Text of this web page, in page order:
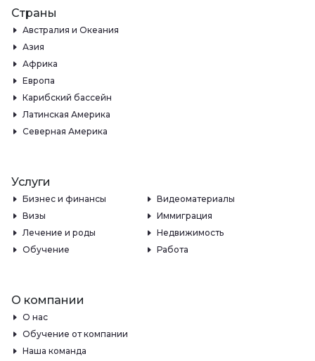
Страны
Австралия и Океания
Азия
Африка
Европа
Карибский бассейн
Латинская Америка
Северная Америка
Услуги
Бизнес и финансы
Видеоматериалы
Визы
Иммиграция
Лечение и роды
Недвижимость
Обучение
Работа
О компании
О нас
Обучение от компании
Наша команда